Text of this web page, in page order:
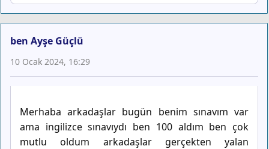
ben Ayşe Güçlü
10 Ocak 2024, 16:29
Merhaba arkadaşlar bugün benim sınavım var
ama ingilizce sınavıydı ben 100 aldım ben çok
mutlu oldum arkadaşlar gerçekten yalan